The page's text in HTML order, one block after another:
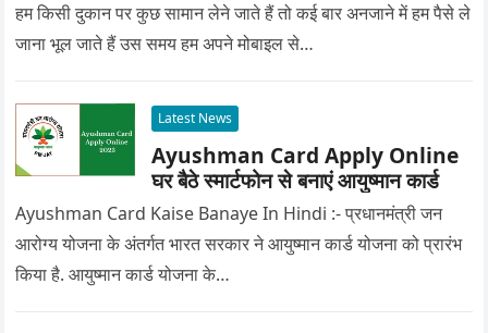
हम किसी दुकान पर कुछ सामान लेने जाते हैं तो कई बार अनजाने में हम पैसे ले
जाना भूल जाते हैं उस समय हम अपने मोबाइल से…
Latest News
Ayushman Card Apply Online
घर बैठे स्मार्टफोन से बनाएं आयुष्मान कार्ड
Ayushman Card Kaise Banaye In Hindi :- प्रधानमंत्री जन
आरोग्य योजना के अंतर्गत भारत सरकार ने आयुष्मान कार्ड योजना को प्रारंभ
किया है. आयुष्मान कार्ड योजना के…